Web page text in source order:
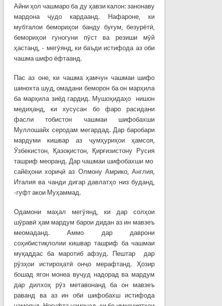
Айни ҳол чашмаро ба ду ҳавзи калон: занонаву
мардона ҷудо кардаанд. Нафароне, ки
мубталои бемориҳои банду буғум, безурётӣ,
бемориҳои гуногуни пӯст ва резиши мӯй
ҳастанд, - мегӯянд, ки баъди истифода аз оби
чашма шифо ёфтаанд.
Пас аз оне, ки чашма ҳамчун чашмаи шифо
шинохта шуд, омадани беморон ба он марҳила
ба марҳила зиёд гардид. Мушоҳидаҳо нишон
медиҳанд, ки хусусан бо фаро расидани
фасли тобистон чашмаи шифобахши
Муллошайх серодам мегардад. Дар баробари
мардуми кишвар аз ҷумҳуриҳои ҳамсоя,
Ӯзбекистон, Қазоқистон, Қирғизистону Русия
ташриф меоранд. Дар чашмаи шифобахши мо
сайёҳони хориҷӣ аз Олмону Амрико, Англия,
Италия ва чанди дигар давлатҳо низ буданд,
-гуфт акои Муҳаммад.
Одамони маҳал мегӯянд, ки дар солҳои
шӯравӣ ҳам мардум барои дидан аз ин мавзеъ
меомаданд. Аммо дар даврони
соҳибистиқлолии кишвар ташриф ба чашмаи
муқаддас ба маротиб афзуд. Пештар дар
рӯзҳои истироҳатӣ онҷо мерафтанд. Ҳозир
бошад ягон монеа вуҷуд надорад ва мардум
дар дилхоҳ рӯз метавонанд ба он мавзеъ
раванд ва аз ин оби шифобахш истифода